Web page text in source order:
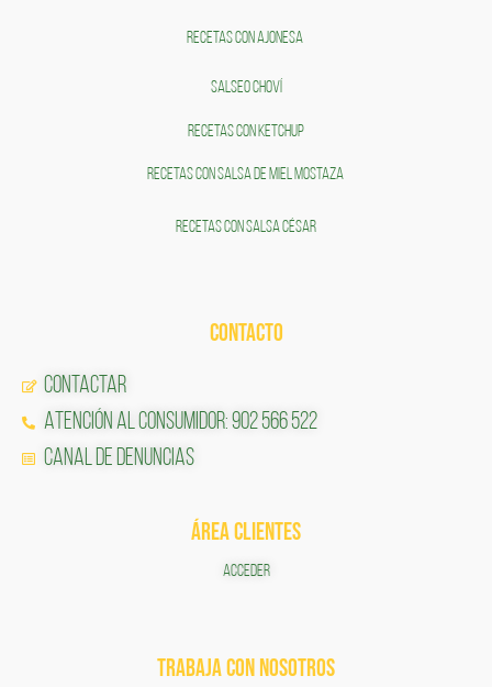
RECETAS CON AJONESA
SALSEO CHOVÍ
RECETAS CON KETCHUP
RECETAS CON SALSA DE MIEL MOSTAZA
RECETAS CON SALSA CÉSAR
CONTACTO
Contactar
Atención al Consumidor: 902 566 522
Canal de Denuncias
ÁREA CLIENTES
ACCEDER
TRABAJA CON NOSOTROS